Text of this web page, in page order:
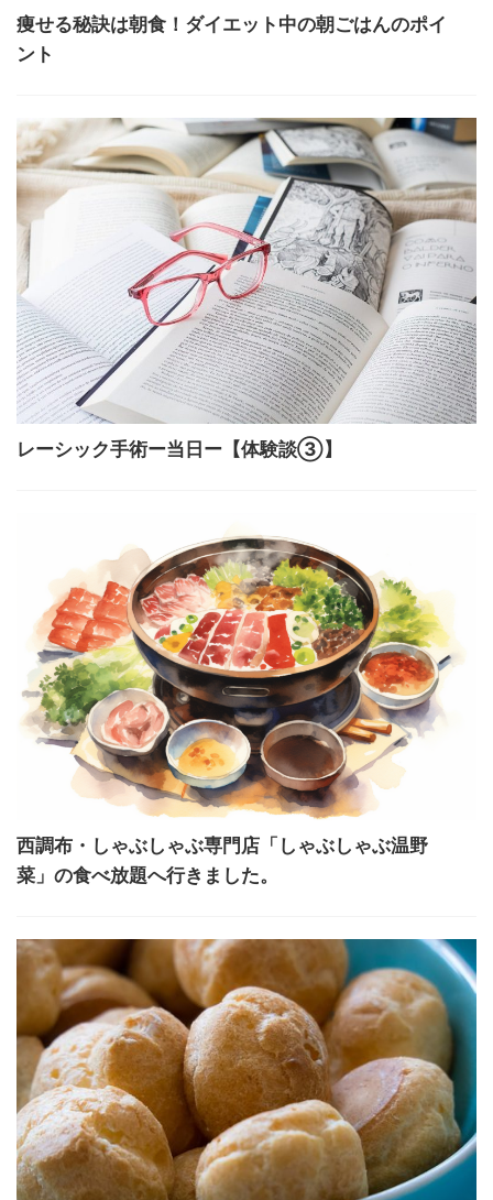
痩せる秘訣は朝食！ダイエット中の朝ごはんのポイ
ント
レーシック手術ー当日ー【体験談③】
西調布・しゃぶしゃぶ専門店「しゃぶしゃぶ温野
菜」の食べ放題へ行きました。